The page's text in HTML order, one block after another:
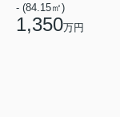
- (84.15㎡)
1,350万円